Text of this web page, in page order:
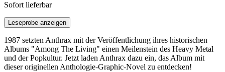
Sofort lieferbar
Leseprobe anzeigen
1987 setzten Anthrax mit der Veröffentlichung ihres historischen
Albums "Among The Living" einen Meilenstein des Heavy Metal
und der Popkultur. Jetzt laden Anthrax dazu ein, das Album mit
dieser originellen Anthologie-Graphic-Novel zu entdecken!